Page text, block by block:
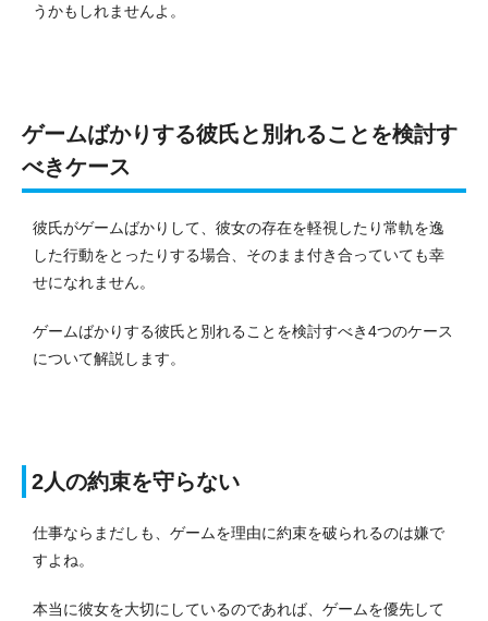
うかもしれませんよ。
ゲームばかりする彼氏と別れることを検討す
べきケース
彼氏がゲームばかりして、彼女の存在を軽視したり常軌を逸
した行動をとったりする場合、そのまま付き合っていても幸
せになれません。
ゲームばかりする彼氏と別れることを検討すべき4つのケース
について解説します。
2人の約束を守らない
仕事ならまだしも、ゲームを理由に約束を破られるのは嫌で
すよね。
本当に彼女を大切にしているのであれば、ゲームを優先して